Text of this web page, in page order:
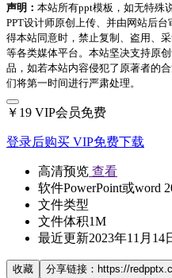
声明： 本站所有ppt模板，如无特殊
PPT设计师原创上传、并由网站后
得本站同意时，禁止复制、盗用、
等各类媒体平台。本站坚决支持原
品，如若本站内容侵犯了原著者的
们将第一时间进行严肃处理。
￥19 VIP会员免费
登录后购买 VIP免费下载
高清预览 查看
软件PowerPoint或word
文件类型
文件体积1M
最近更新2023年11月14
收藏 分享链接：https://